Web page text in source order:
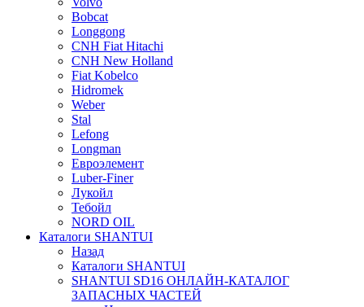
Bobcat
Longgong
CNH Fiat Hitachi
CNH New Holland
Fiat Kobelco
Hidromek
Weber
Stal
Lefong
Longman
Евроэлемент
Luber-Finer
Лукойл
Тебойл
NORD OIL
Каталоги SHANTUI
Назад
Каталоги SHANTUI
SHANTUI SD16 ОНЛАЙН-КАТАЛОГ
ЗАПАСНЫХ ЧАСТЕЙ